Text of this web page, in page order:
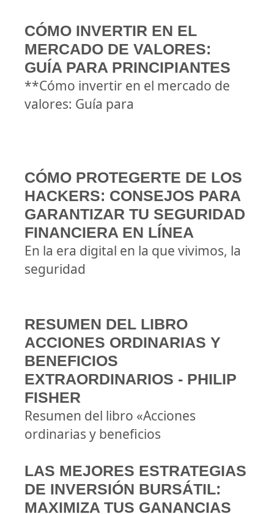
CÓMO INVERTIR EN EL
MERCADO DE VALORES:
GUÍA PARA PRINCIPIANTES
**Cómo invertir en el mercado de
valores: Guía para
CÓMO PROTEGERTE DE LOS
HACKERS: CONSEJOS PARA
GARANTIZAR TU SEGURIDAD
FINANCIERA EN LÍNEA
En la era digital en la que vivimos, la
seguridad
RESUMEN DEL LIBRO
ACCIONES ORDINARIAS Y
BENEFICIOS
EXTRAORDINARIOS - PHILIP
FISHER
Resumen del libro «Acciones
ordinarias y beneficios
LAS MEJORES ESTRATEGIAS
DE INVERSIÓN BURSÁTIL:
MAXIMIZA TUS GANANCIAS